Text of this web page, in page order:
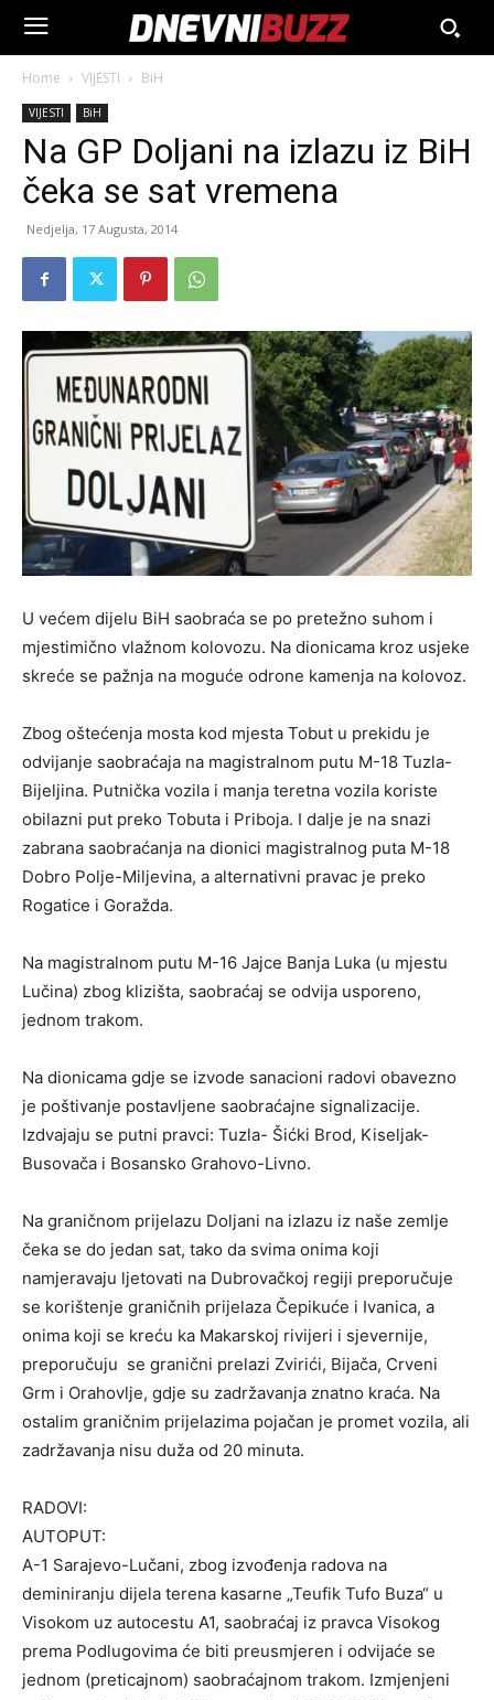
Home VIJESTI BiH
VIJESTI BiH
Na GP Doljani na izlazu iz BiH
čeka se sat vremena
Nedjelja, 17 Augusta, 2014
U većem dijelu BiH saobraća se po pretežno suhom i
mjestimično vlažnom kolovozu. Na dionicama kroz usjeke
skreće se pažnja na moguće odrone kamenja na kolovoz.
Zbog oštećenja mosta kod mjesta Tobut u prekidu je
odvijanje saobraćaja na magistralnom putu M-18 Tuzla-
Bijeljina. Putnička vozila i manja teretna vozila koriste
obilazni put preko Tobuta i Priboja. I dalje je na snazi
zabrana saobraćanja na dionici magistralnog puta M-18
Dobro Polje-Miljevina, a alternativni pravac je preko
Rogatice i Goražda.
Na magistralnom putu M-16 Jajce Banja Luka (u mjestu
Lučina) zbog klizišta, saobraćaj se odvija usporeno,
jednom trakom.
Na dionicama gdje se izvode sanacioni radovi obavezno
je poštivanje postavljene saobraćajne signalizacije.
Izdvajaju se putni pravci: Tuzla- Šićki Brod, Kiseljak-
Busovača i Bosansko Grahovo-Livno.
Na graničnom prijelazu Doljani na izlazu iz naše zemlje
čeka se do jedan sat, tako da svima onima koji
namjeravaju ljetovati na Dubrovačkoj regiji preporučuje
se korištenje graničnih prijelaza Čepikuće i Ivanica, a
onima koji se kreću ka Makarskoj rivijeri i sjevernije,
preporučuju se granični prelazi Zvirići, Bijača, Crveni
Grm i Orahovlje, gdje su zadržavanja znatno kraća. Na
ostalim graničnim prijelazima pojačan je promet vozila, ali
zadržavanja nisu duža od 20 minuta.
RADOVI:
AUTOPUT:
A-1 Sarajevo-Lučani, zbog izvođenja radova na
deminiranju dijela terena kasarne „Teufik Tufo Buza“ u
Visokom uz autocestu A1, saobraćaj iz pravca Visokog
prema Podlugovima će biti preusmjeren i odvijaće se
jednom (preticajnom) saobraćajnom trakom. Izmjenjeni